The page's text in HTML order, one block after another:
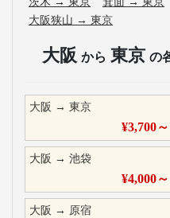
大阪狭山 → 東京
大阪 から 東京 の
大阪 → 東京
¥3,700～
大阪 → 池袋
¥4,000～
大阪 → 原宿